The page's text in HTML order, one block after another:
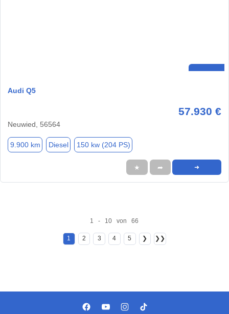
Audi Q5
57.930 €
Neuwied, 56564
9.900 km Diesel 150 kw (204 PS)
★ ➦ ➜
1 - 10 von 66
1 2 3 4 5 ❯ ❯❯